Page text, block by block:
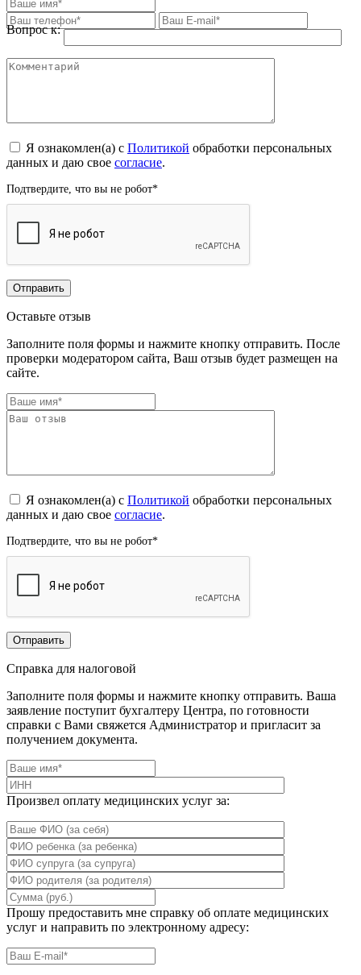
Вопрос к:
Я ознакомлен(а) с Политикой обработки персональных
данных и даю свое согласие.
Подтвердите, что вы не робот*
Оставьте отзыв
Заполните поля формы и нажмите кнопку отправить. После
проверки модератором сайта, Ваш отзыв будет размещен на
сайте.
Я ознакомлен(а) с Политикой обработки персональных
данных и даю свое согласие.
Подтвердите, что вы не робот*
Справка для налоговой
Заполните поля формы и нажмите кнопку отправить. Ваша
заявление поступит бухгалтеру Центра, по готовности
справки с Вами свяжется Администратор и пригласит за
получением документа.
Произвел оплату медицинских услуг за:
Прошу предоставить мне справку об оплате медицинских
услуг и направить по электронному адресу: